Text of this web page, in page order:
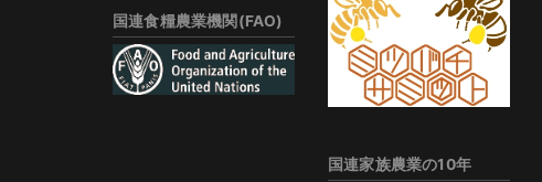
国連食糧農業機関(FAO)
国連家族農業の10年